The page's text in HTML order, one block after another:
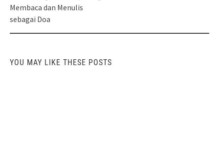
Membaca dan Menulis
sebagai Doa
YOU MAY LIKE THESE POSTS